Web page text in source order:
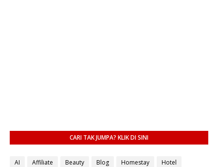
CARI TAK JUMPA? KLIK DI SINI
AI Affiliate Beauty Blog Homestay Hotel